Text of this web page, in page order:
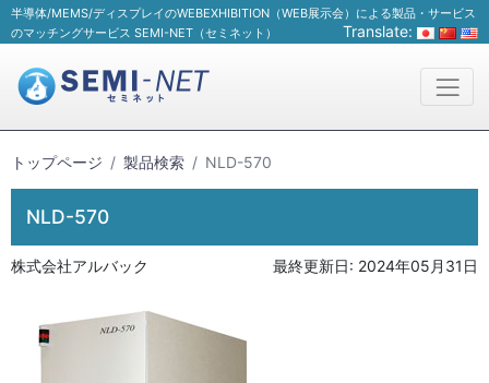
半導体/MEMS/ディスプレイのWEBEXHIBITION（WEB展示会）による製品・サービス
のマッチングサービス SEMI-NET（セミネット）
Translate:
トップページ 製品検索 NLD-570
NLD-570
株式会社アルバック 最終更新日: 2024年05月31日